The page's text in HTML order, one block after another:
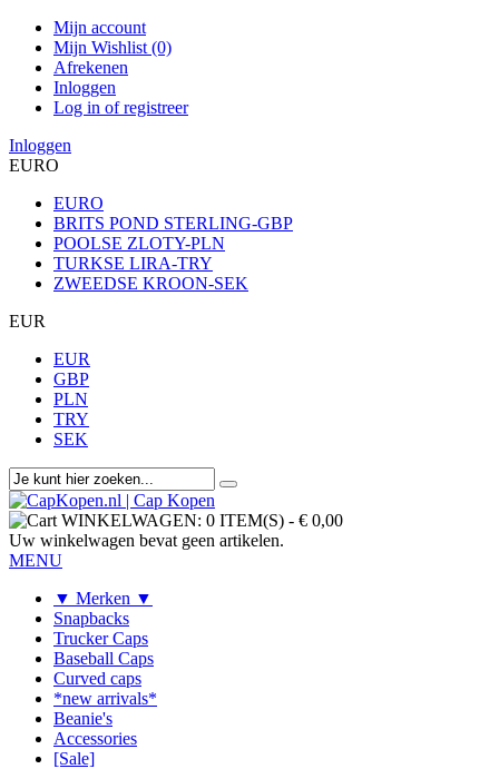
Mijn account
Mijn Wishlist (0)
Afrekenen
Inloggen
Log in of registreer
Inloggen
EURO
EURO
BRITS POND STERLING-GBP
POOLSE ZLOTY-PLN
TURKSE LIRA-TRY
ZWEEDSE KROON-SEK
EUR
EUR
GBP
PLN
TRY
SEK
WINKELWAGEN: 0 ITEM(S) - € 0,00
Uw winkelwagen bevat geen artikelen.
MENU
▼ Merken ▼
Snapbacks
Trucker Caps
Baseball Caps
Curved caps
*new arrivals*
Beanie's
Accessories
[Sale]